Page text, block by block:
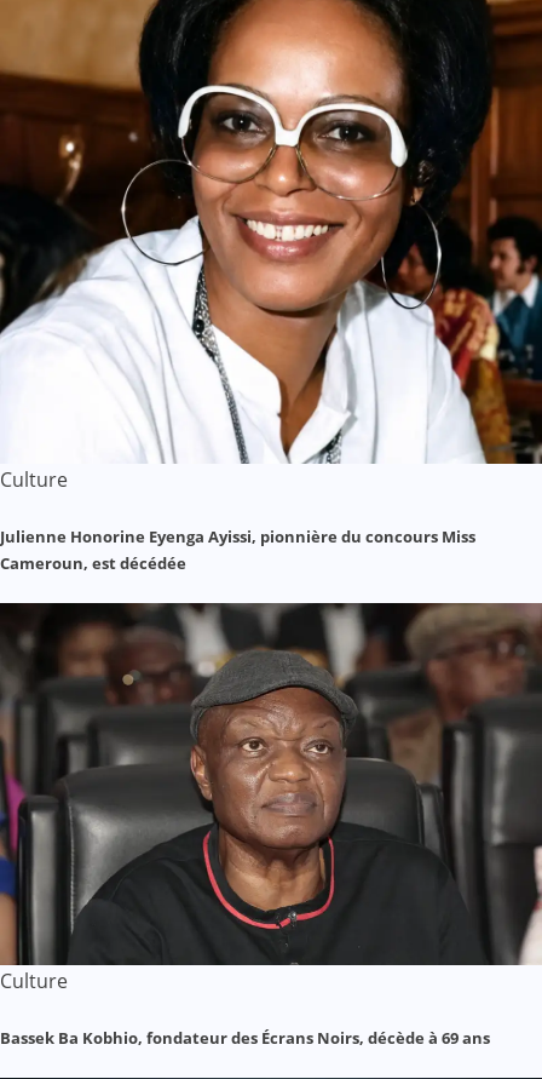
Culture
Julienne Honorine Eyenga Ayissi, pionnière du concours Miss
Cameroun, est décédée
Culture
Bassek Ba Kobhio, fondateur des Écrans Noirs, décède à 69 ans